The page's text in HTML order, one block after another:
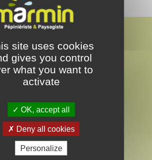
MARMIN
& PEPINÉRISTE
EN VENDÉE
site uses cookies
gives you control
what you want to
activate
OK, accept all
Deny all cookies
Personalize